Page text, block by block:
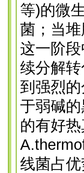
等)的微
菌；当
这一阶
续分解
到强烈
于弱碱
的有好
线菌占